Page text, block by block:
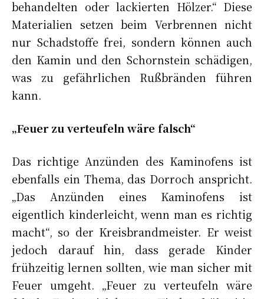
behandelten oder lackierten Hölzer.“ Diese
Materialien setzen beim Verbrennen nicht
nur Schadstoffe frei, sondern können auch
den Kamin und den Schornstein schädigen,
was zu gefährlichen Rußbränden führen
kann.
„Feuer zu verteufeln wäre falsch“
Das richtige Anzünden des Kaminofens ist
ebenfalls ein Thema, das Dorroch anspricht.
„Das Anzünden eines Kaminofens ist
eigentlich kinderleicht, wenn man es richtig
macht“, so der Kreisbrandmeister. Er weist
jedoch darauf hin, dass gerade Kinder
frühzeitig lernen sollten, wie man sicher mit
Feuer umgeht. „Feuer zu verteufeln wäre